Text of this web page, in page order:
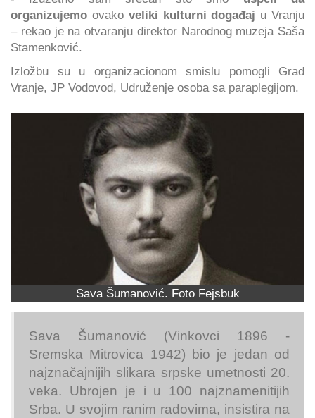
organizujemo ovako veliki kulturni događaj u Vranju
– rekao je na otvaranju direktor Narodnog muzeja Saša
Stamenković.
Izložbu su u organizacionom smislu pomogli Grad
Vranje, JP Vodovod, Udruženje osoba sa paraplegijom.
Sava Šumanović. Foto Fejsbuk
Sava Šumanović (Vinkovci 1896 -
Sremska Mitrovica 1942) bio je jedan od
najznačajnijih slikara srpske umetnosti 20.
veka. Ubrojen je i u 100 najznamenitijih
Srba. U svojim ranim radovima, insistira na